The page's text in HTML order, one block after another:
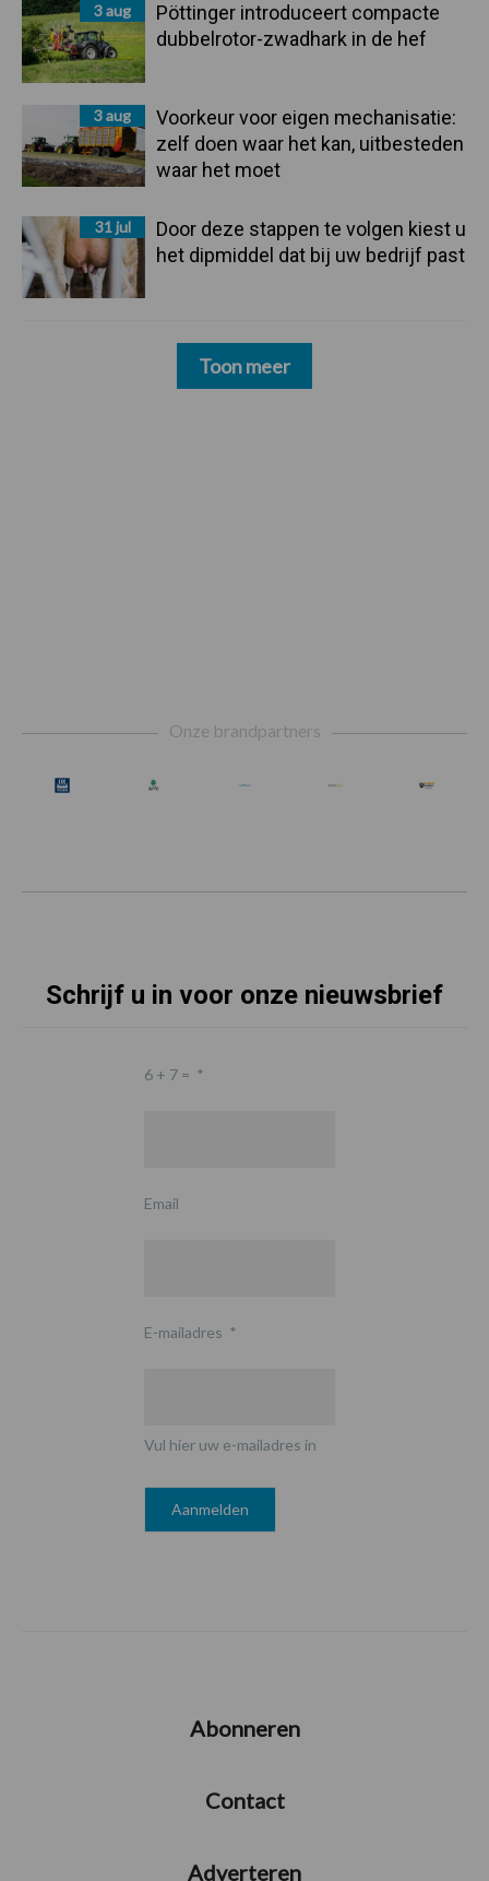
3 aug
Pöttinger introduceert compacte
dubbelrotor-zwadhark in de hef
3 aug
Voorkeur voor eigen mechanisatie:
zelf doen waar het kan, uitbesteden
waar het moet
31 jul
Door deze stappen te volgen kiest u
het dipmiddel dat bij uw bedrijf past
Toon meer
Onze brandpartners
Schrijf u in voor onze nieuwsbrief
6 + 7 = *
Email
E-mailadres *
Vul hier uw e-mailadres in
Abonneren
Contact
Adverteren